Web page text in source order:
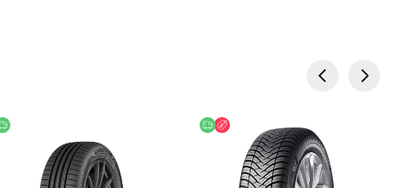
უფასო მიწოდება